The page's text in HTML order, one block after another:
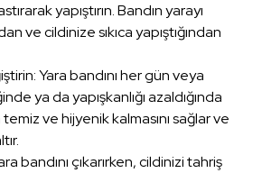
yapıştırın. Bandın yarayı
ve cildinize sıkıca yapıştığından
Yara bandını her gün veya
ya da yapışkanlığı azaldığında
ve hijyenik kalmasını sağlar ve
bandını çıkarırken, cildinizi tahriş